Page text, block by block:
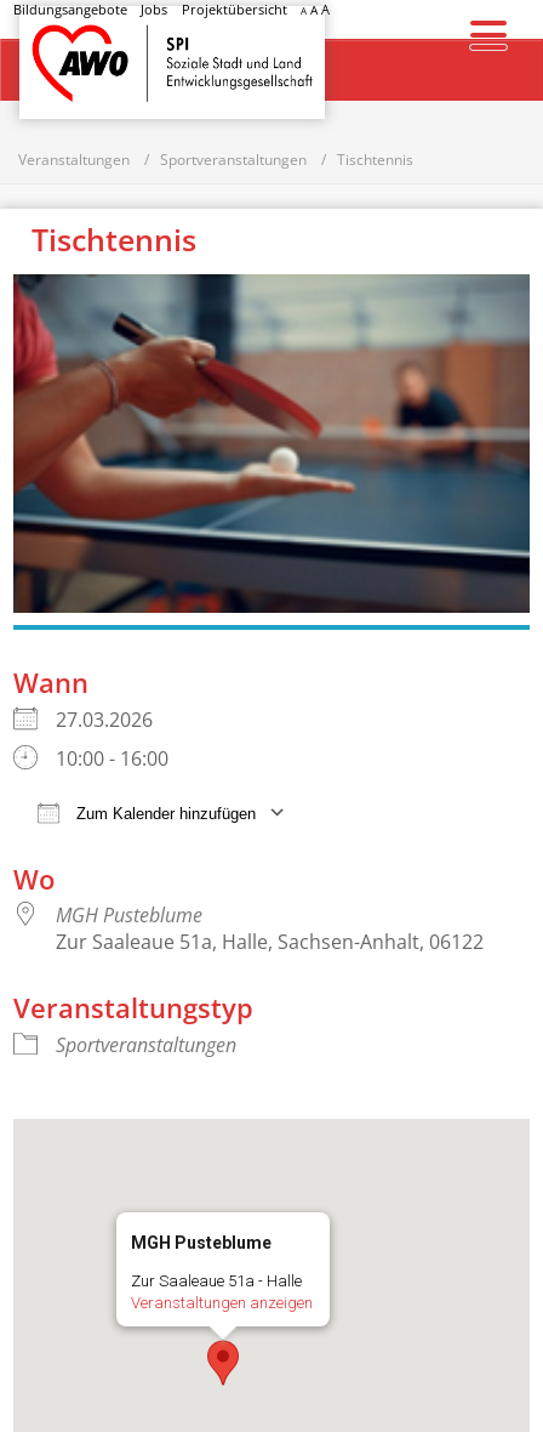
Bildungsangebote Jobs Projektübersicht A AA
Startseite
Veranstaltungen Sportveranstaltungen Tischtennis
Tischtennis
Wann
27.03.2026
10:00 - 16:00
Zum Kalender hinzufügen
Wo
MGH Pusteblume
Zur Saaleaue 51a, Halle, Sachsen-Anhalt, 06122
Veranstaltungstyp
Sportveranstaltungen
MGH Pusteblume
Zur Saaleaue 51a - Halle
Veranstaltungen anzeigen